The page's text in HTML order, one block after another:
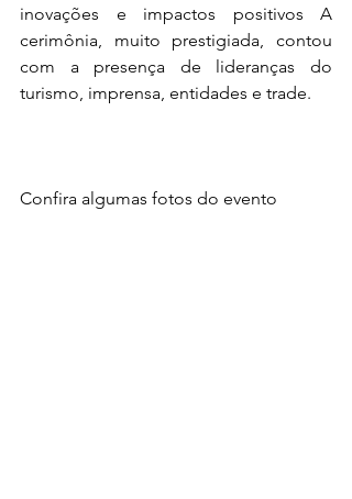
inovações e impactos positivos A
cerimônia, muito prestigiada, contou
com a presença de lideranças do
turismo, imprensa, entidades e trade.
Confira algumas fotos do evento